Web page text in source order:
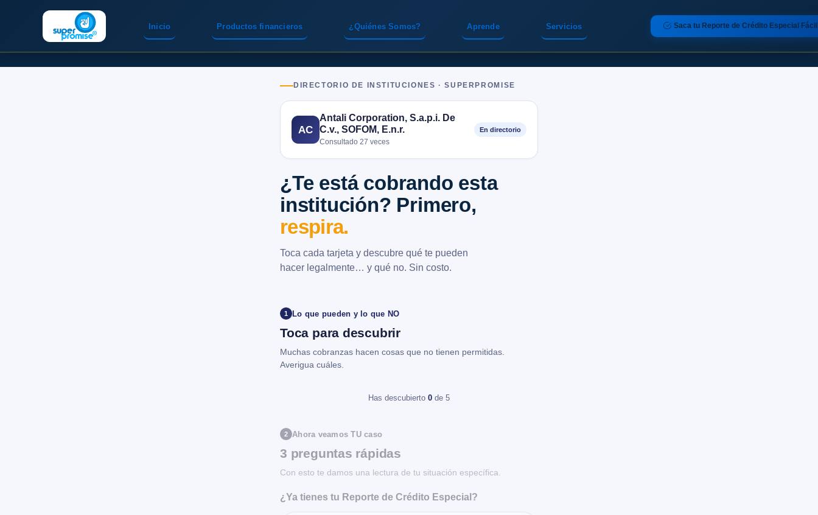
Inicio Servicios
Productos financieros ¿Quiénes Somos? Aprende Saca tu Reporte de Crédito Especial Fácil
DIRECTORIO DE INSTITUCIONES · SUPERPROMISE
AC
Antali Corporation, S.a.p.i. De
C.v., SOFOM, E.n.r.
Consultado 27 veces
En directorio
¿Te está cobrando esta
institución? Primero,
respira.
Toca cada tarjeta y descubre qué te pueden
hacer legalmente… y qué no. Sin costo.
1 Lo que pueden y lo que NO
Toca para descubrir
Muchas cobranzas hacen cosas que no tienen permitidas.
Averigua cuáles.
Has descubierto 0 de 5
2 Ahora veamos TU caso
3 preguntas rápidas
Con esto te damos una lectura de tu situación específica.
¿Ya tienes tu Reporte de Crédito Especial?